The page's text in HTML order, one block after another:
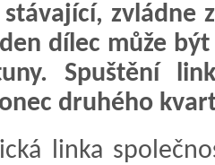
zvládne
dílec může
Spuštění
druhého
linka